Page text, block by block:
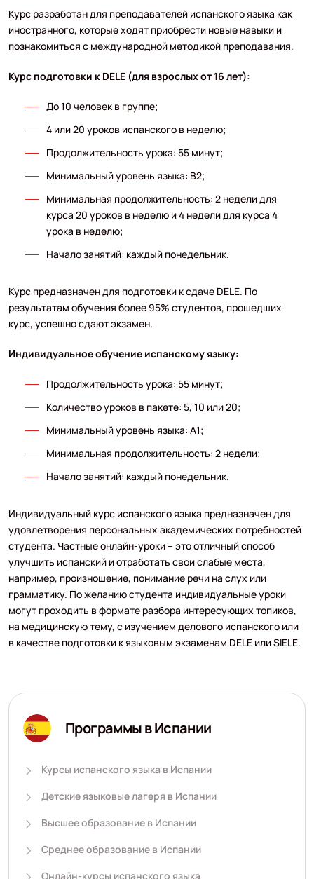
Курс разработан для преподавателей испанского языка как
иностранного, которые ходят приобрести новые навыки и
познакомиться с международной методикой преподавания.
Курс подготовки к DELE (для взрослых от 16 лет):
До 10 человек в группе;
4 или 20 уроков испанского в неделю;
Продолжительность урока: 55 минут;
Минимальный уровень языка: В2;
Минимальная продолжительность: 2 недели для
курса 20 уроков в неделю и 4 недели для курса 4
урока в неделю;
Начало занятий: каждый понедельник.
Курс предназначен для подготовки к сдаче DELE. По
результатам обучения более 95% студентов, прошедших
курс, успешно сдают экзамен.
Индивидуальное обучение испанскому языку:
Продолжительность урока: 55 минут;
Количество уроков в пакете: 5, 10 или 20;
Минимальный уровень языка: A1;
Минимальная продолжительность: 2 недели;
Начало занятий: каждый понедельник.
Индивидуальный курс испанского языка предназначен для
удовлетворения персональных академических потребностей
студента. Частные онлайн-уроки – это отличный способ
улучшить испанский и отработать свои слабые места,
например, произношение, понимание речи на слух или
грамматику. По желанию студента индивидуальные уроки
могут проходить в формате разбора интересующих топиков,
на медицинскую тему, с изучением делового испанского или
в качестве подготовки к языковым экзаменам DELE или SIELE.
Программы в Испании
Курсы испанского языка в Испании
Детские языковые лагеря в Испании
Высшее образование в Испании
Среднее образование в Испании
Онлайн-курсы испанского языка